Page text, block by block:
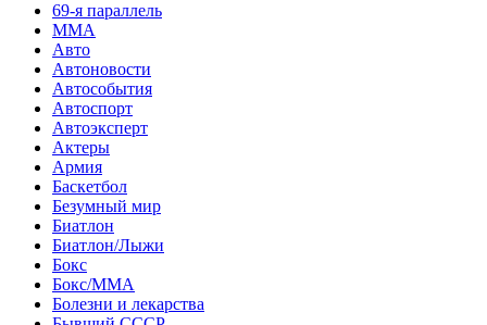
69-я параллель
MMA
Авто
Автоновости
Автособытия
Автоспорт
Автоэксперт
Актеры
Армия
Баскетбол
Безумный мир
Биатлон
Биатлон/Лыжи
Бокс
Бокс/MMA
Болезни и лекарства